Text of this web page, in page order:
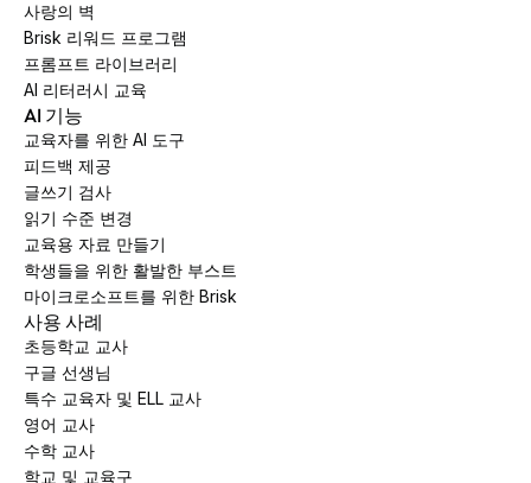
사랑의 벽
Brisk 리워드 프로그램
프롬프트 라이브러리
AI 리터러시 교육
AI 기능
교육자를 위한 AI 도구
피드백 제공
글쓰기 검사
읽기 수준 변경
교육용 자료 만들기
학생들을 위한 활발한 부스트
마이크로소프트를 위한 Brisk
사용 사례
초등학교 교사
구글 선생님
특수 교육자 및 ELL 교사
영어 교사
수학 교사
학교 및 교육구